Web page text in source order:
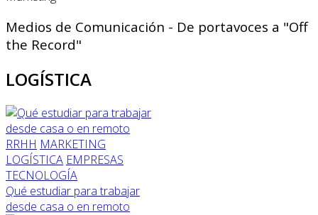
Medios de Comunicación - De portavoces a "Off
the Record"
LOGÍSTICA
RRHH MARKETING
LOGÍSTICA EMPRESAS
TECNOLOGÍA
Qué estudiar para trabajar
desde casa o en remoto